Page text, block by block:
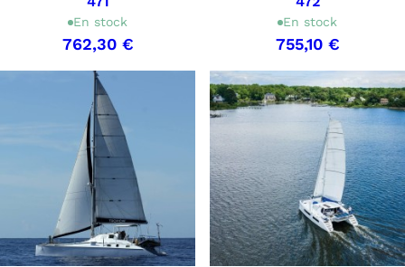
En stock
762,30 €
En stock
755,10 €